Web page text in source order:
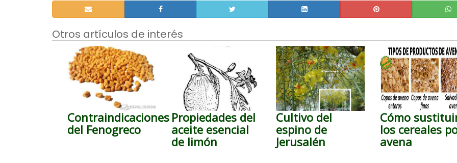
Otros artículos de interés
Contraindicaciones
del Fenogreco
Propiedades del
aceite esencial
de limón
Cultivo del
espino de
Jerusalén
Cómo
los cereales
avena